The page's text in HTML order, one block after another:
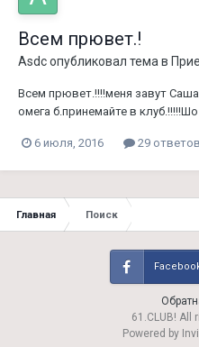
Всем прювет.!
Asdcопубликовал тема в
Всем прювет.!!!!меня завут
омега б.принемайте в
6 июля, 2016
29 ответов
Главная Поиск
61.CLUB! All
Powered by